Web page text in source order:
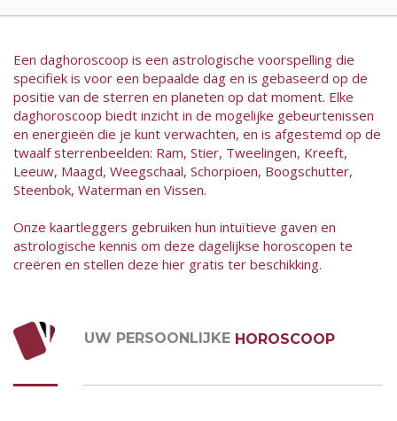
Een daghoroscoop is een astrologische voorspelling die
specifiek is voor een bepaalde dag en is gebaseerd op de
positie van de sterren en planeten op dat moment. Elke
daghoroscoop biedt inzicht in de mogelijke gebeurtenissen
en energieën die je kunt verwachten, en is afgestemd op de
twaalf sterrenbeelden: Ram, Stier, Tweelingen, Kreeft,
Leeuw, Maagd, Weegschaal, Schorpioen, Boogschutter,
Steenbok, Waterman en Vissen.
Onze kaartleggers gebruiken hun intuïtieve gaven en
astrologische kennis om deze dagelijkse horoscopen te
creëren en stellen deze hier gratis ter beschikking.
UW PERSOONLIJKE HOROSCOOP